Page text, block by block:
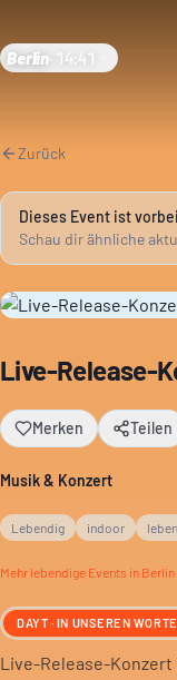
Berlin 14:41
Zurück
Dieses Event ist
Schau dir ähnliche
Live-Release-
Merken Teilen
Musik & Konzert
Lebendig indoor
Mehr lebendige Events in
DAYT · IN UNSEREN
Live-Release-Konzert